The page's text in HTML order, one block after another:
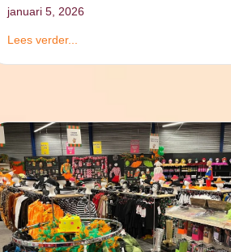
januari 5, 2026
Lees verder...